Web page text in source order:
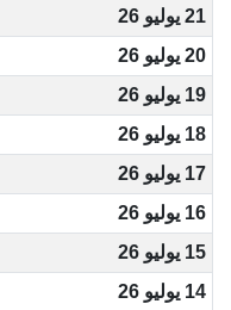
21 يوليو 26
20 يوليو 26
19 يوليو 26
18 يوليو 26
17 يوليو 26
16 يوليو 26
15 يوليو 26
14 يوليو 26